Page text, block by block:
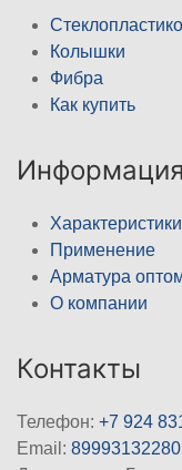
Колышки
Фибра
Как купить
Информация
Характеристики
Применение
Арматура
О компании
Контакты
Телефон: +7 924
Email: